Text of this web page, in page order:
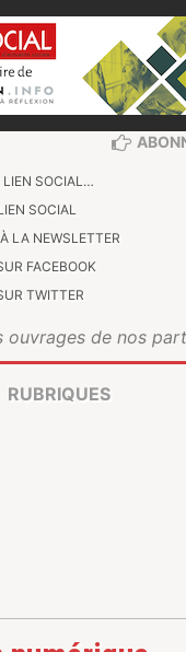
LIEN SOCIAL…
SOCIAL
LA NEWSLETTER
FACEBOOK
TWITTER
ouvrages de nos
RUBRIQUES